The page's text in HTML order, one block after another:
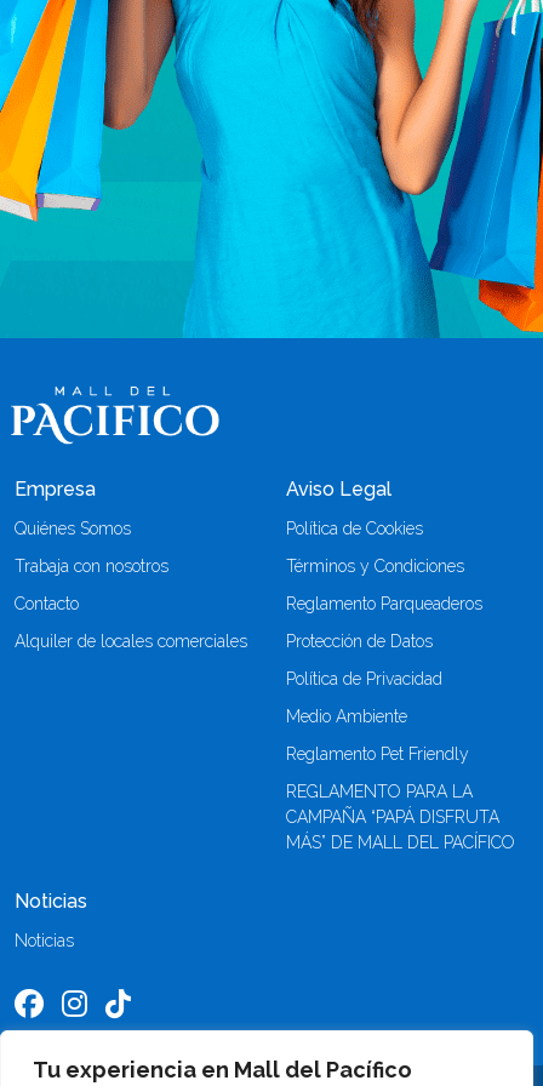
Tu experiencia en Mall del Pacífico
Empresa
Quiénes Somos
Trabaja con nosotros
Contacto
Alquiler de locales comerciales
Aviso Legal
Política de Cookies
Términos y Condiciones
Reglamento Parqueaderos
Protección de Datos
Política de Privacidad
Medio Ambiente
Reglamento Pet Friendly
REGLAMENTO PARA LA
CAMPAÑA “PAPÁ DISFRUTA
MÁS” DE MALL DEL PACÍFICO
Noticias
Noticias